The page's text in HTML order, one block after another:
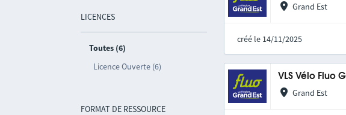
LICENCES
Toutes (6)
Licence Ouverte (6)
FORMAT DE RESSOURCE
Grand Est
créé le 14/11/2025
VLS Vélo Fluo
Grand Est